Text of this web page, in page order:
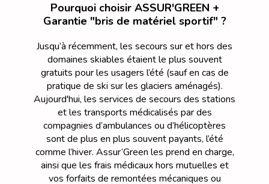
Pourquoi choisir ASSUR'GREEN +
Garantie "bris de matériel sportif" ?
Jusqu’à récemment, les secours sur et hors des
domaines skiables étaient le plus souvent
gratuits pour les usagers l’été (sauf en cas de
pratique de ski sur les glaciers aménagés).
Aujourd'hui, les services de secours des stations
et les transports médicalisés par des
compagnies d’ambulances ou d’hélicoptères
sont de plus en plus souvent payants, l’été
comme l’hiver. Assur’Green les prend en charge,
ainsi que les frais médicaux hors mutuelles et
vos forfaits de remontées mécaniques ou